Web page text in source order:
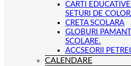
CARTI
SETURI DE
CRETA SCOLARA
GLOBURI
SCOLARE.
ACCSEORII
CALENDARE